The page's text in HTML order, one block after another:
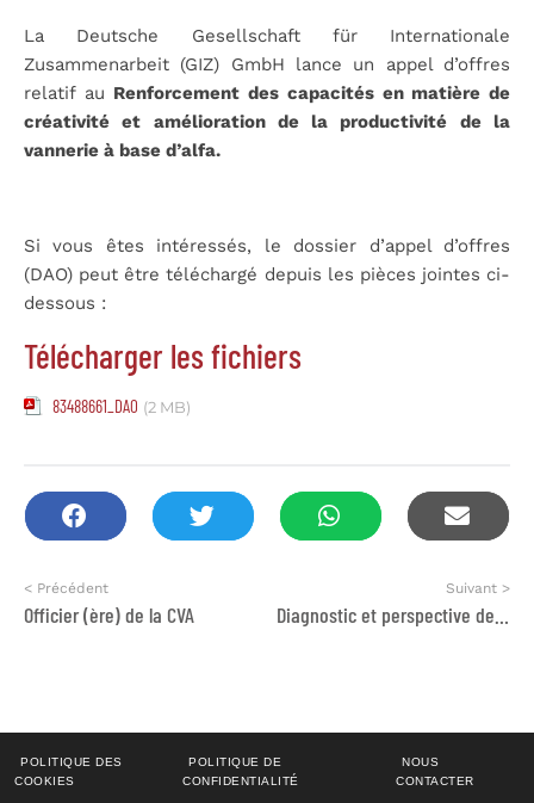
La Deutsche Gesellschaft für Internationale
Zusammenarbeit (GIZ) GmbH lance un appel d’offres
relatif au Renforcement des capacités en matière de
créativité et amélioration de la productivité de la
vannerie à base d’alfa.
Si vous êtes intéressés, le dossier d’appel d’offres
(DAO) peut être téléchargé depuis les pièces jointes ci-
dessous :
Télécharger les fichiers
83488661_DAO (2 MB)
< Précédent
Officier (ère) de la CVA
Suivant >
POLITIQUE DES
COOKIES
POLITIQUE DE
CONFIDENTIALITÉ
NOUS
CONTACTER